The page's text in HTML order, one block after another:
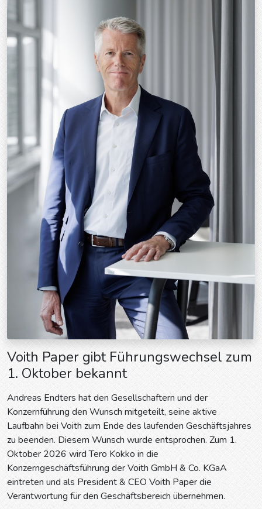
Voith Paper gibt Führungswechsel zum
1. Oktober bekannt
Andreas Endters hat den Gesellschaftern und der
Konzernführung den Wunsch mitgeteilt, seine aktive
Laufbahn bei Voith zum Ende des laufenden Geschäftsjahres
zu beenden. Diesem Wunsch wurde entsprochen. Zum 1.
Oktober 2026 wird Tero Kokko in die
Konzerngeschäftsführung der Voith GmbH & Co. KGaA
eintreten und als President & CEO Voith Paper die
Verantwortung für den Geschäftsbereich übernehmen.